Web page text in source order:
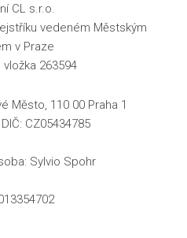
CL s.r.o.
vedeném Městským
v Praze
263594
Město, 110 00 Praha 1
CZ05434785
Sylvio Spohr